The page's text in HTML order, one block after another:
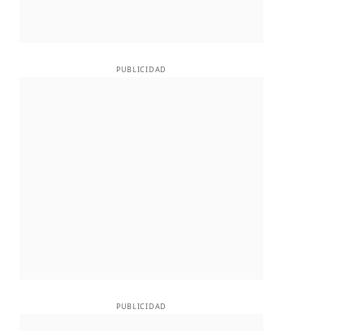
PUBLICIDAD
PUBLICIDAD